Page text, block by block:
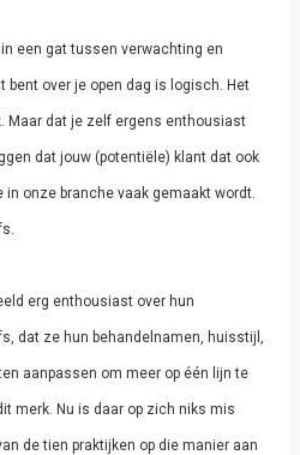
een gat tussen verwachting en
over je open dag is logisch. Het
Maar dat je zelf ergens enthousiast
dat jouw (potentiële) klant dat ook
onze branche vaak gemaakt wordt.
erg enthousiast over hun
dat ze hun behandelnamen, huisstijl,
aanpassen om meer op één lijn te
merk. Nu is daar op zich niks mis
de tien praktijken op die manier aan